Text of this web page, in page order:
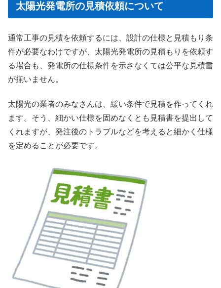
太陽光発電所の見積依頼について
通常工事の見積を依頼するには、設計の仕様と見積もり条
件が必要なわけですが、太陽光発電所の見積もりを依頼す
る場合も、発電所の仕様条件を示さなくては公平な見積書
が揃いません。
太陽光の業者のみなさんは、緩い条件で見積を作ってくれ
ます。そう、細かい仕様を固めなくとも見積書を提出して
くれますが、発注後のトラブルなどを考えると細かく仕様
を定めることが必要です。